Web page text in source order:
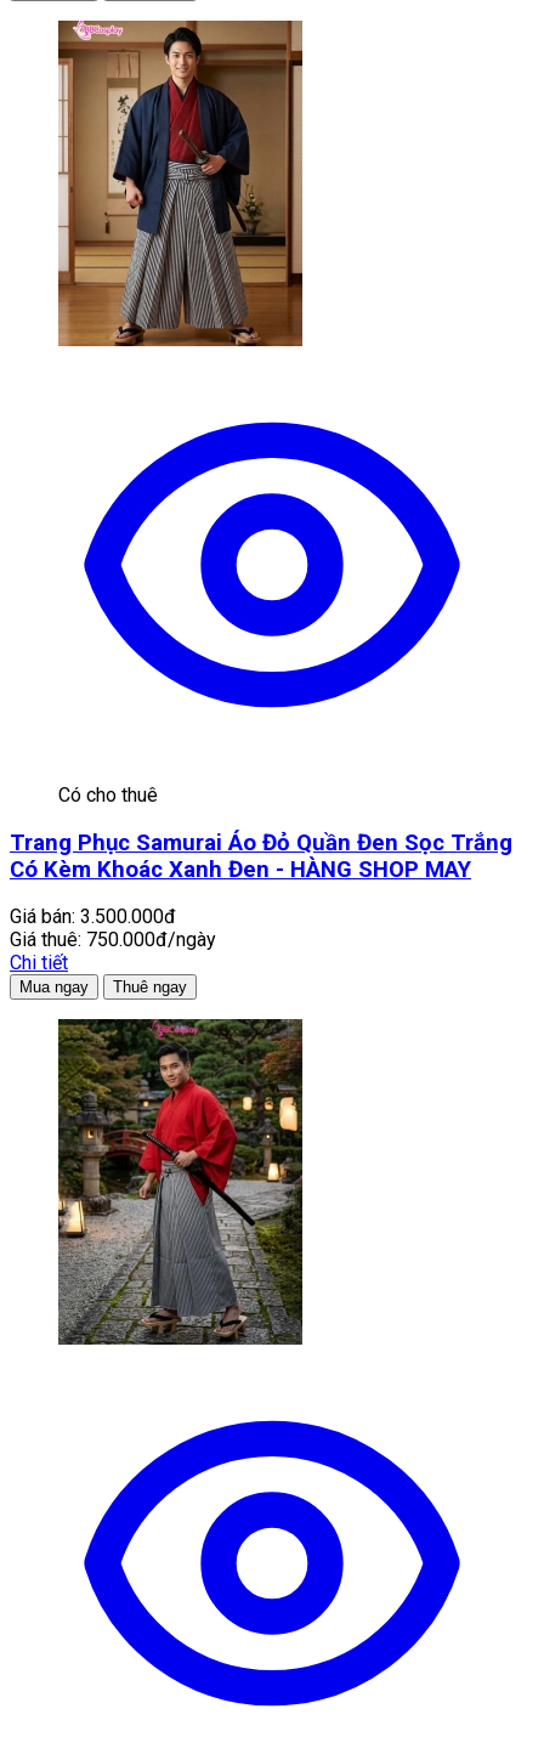
Có cho thuê
Trang Phục Samurai Áo Đỏ Quần Đen Sọc Trắng
Có Kèm Khoác Xanh Đen - HÀNG SHOP MAY
Giá bán: 3.500.000đ
Giá thuê: 750.000đ/ngày
Chi tiết
Mua ngay Thuê ngay